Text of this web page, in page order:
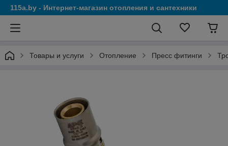
115a.by - Интернет-магазин отопления и сантехники
Товары и услуги Отопление Пресс фитинги